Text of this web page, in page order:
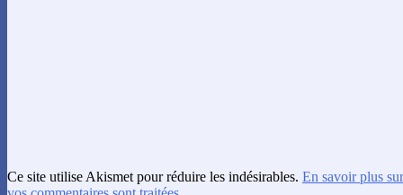
Ce site utilise Akismet pour réduire les indésirables. En savoir plus